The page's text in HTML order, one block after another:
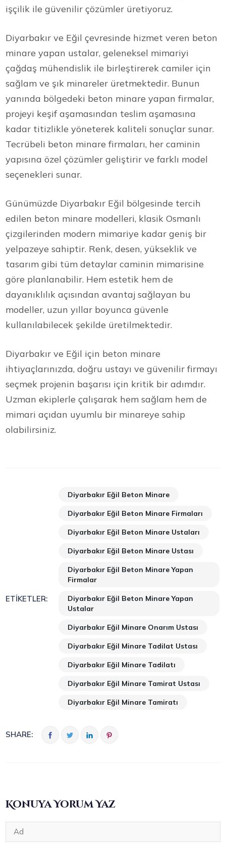
işçilik ile güvenilir çözümler üretiyoruz.
Diyarbakır ve Eğil çevresinde hizmet veren beton
minare yapan ustalar, geleneksel mimariyi
çağdaş mühendislik ile birleştirerek camiler için
sağlam ve şık minareler üretmektedir. Bunun
yanında bölgedeki beton minare yapan firmalar,
projeyi keşif aşamasından teslim aşamasına
kadar titizlikle yöneterek kaliteli sonuçlar sunar.
Tecrübeli beton minare firmaları, her caminin
yapısına özel çözümler geliştirir ve farklı model
seçenekleri sunar.
Günümüzde Diyarbakır Eğil bölgesinde tercih
edilen beton minare modelleri, klasik Osmanlı
çizgilerinden modern mimariye kadar geniş bir
yelpazeye sahiptir. Renk, desen, yükseklik ve
tasarım gibi tüm detaylar caminin mimarisine
göre planlanabilir. Hem estetik hem de
dayanıklılık açısından avantaj sağlayan bu
modeller, uzun yıllar boyunca güvenle
kullanılabilecek şekilde üretilmektedir.
Diyarbakır ve Eğil için beton minare
ihtiyaçlarınızda, doğru ustayı ve güvenilir firmayı
seçmek projenin başarısı için kritik bir adımdır.
Uzman ekiplerle çalışarak hem sağlam hem de
mimari açıdan uyumlu bir minareye sahip
olabilirsiniz.
ETIKETLER:
Diyarbakır Eğil Beton Minare
Diyarbakır Eğil Beton Minare Firmaları
Diyarbakır Eğil Beton Minare Ustaları
Diyarbakır Eğil Beton Minare Ustası
Diyarbakır Eğil Beton Minare Yapan
Firmalar
Diyarbakır Eğil Beton Minare Yapan
Ustalar
Diyarbakır Eğil Minare Onarım Ustası
Diyarbakır Eğil Minare Tadilat Ustası
Diyarbakır Eğil Minare Tadilatı
Diyarbakır Eğil Minare Tamirat Ustası
Diyarbakır Eğil Minare Tamiratı
SHARE:
Konuya Yorum Yaz